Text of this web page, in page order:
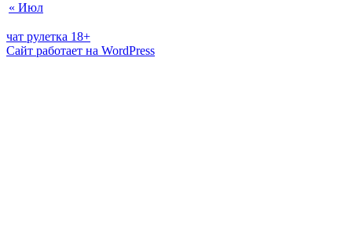
« Июл
чат рулетка 18+
Сайт работает на WordPress